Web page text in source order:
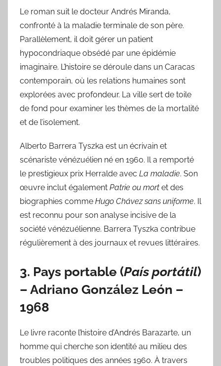
Le roman suit le docteur Andrés Miranda,
confronté à la maladie terminale de son père.
Parallèlement, il doit gérer un patient
hypocondriaque obsédé par une épidémie
imaginaire. L’histoire se déroule dans un Caracas
contemporain, où les relations humaines sont
explorées avec profondeur. La ville sert de toile
de fond pour examiner les thèmes de la mortalité
et de l’isolement.
Alberto Barrera Tyszka est un écrivain et
scénariste vénézuélien né en 1960. Il a remporté
le prestigieux prix Herralde avec La maladie. Son
œuvre inclut également Patrie ou mort et des
biographies comme Hugo Chávez sans uniforme. Il
est reconnu pour son analyse incisive de la
société vénézuélienne. Barrera Tyszka contribue
régulièrement à des journaux et revues littéraires.
3. Pays portable (País portátil)
– Adriano González León –
1968
Le livre raconte l’histoire d’Andrés Barazarte, un
homme qui cherche son identité au milieu des
troubles politiques des années 1960. À travers